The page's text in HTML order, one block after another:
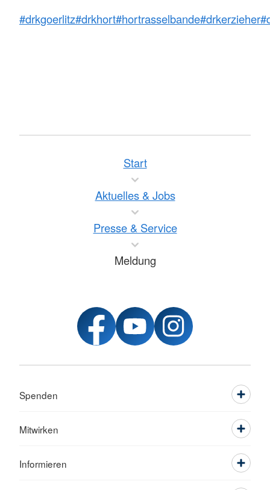
#drkgoerlitz#drkhort#hortrasselbande#drkerzieher
Start
Aktuelles & Jobs
Presse & Service
Meldung
Spenden
Mitwirken
Informieren